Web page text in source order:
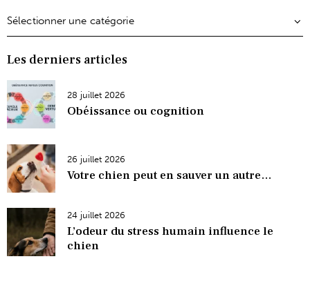
Les derniers articles
28 juillet 2026
Obéissance ou cognition
26 juillet 2026
Votre chien peut en sauver un autre…
24 juillet 2026
L’odeur du stress humain influence le
chien